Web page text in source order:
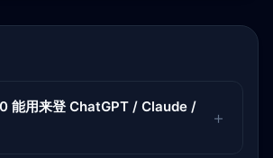
能用来登 ChatGPT / Claude /